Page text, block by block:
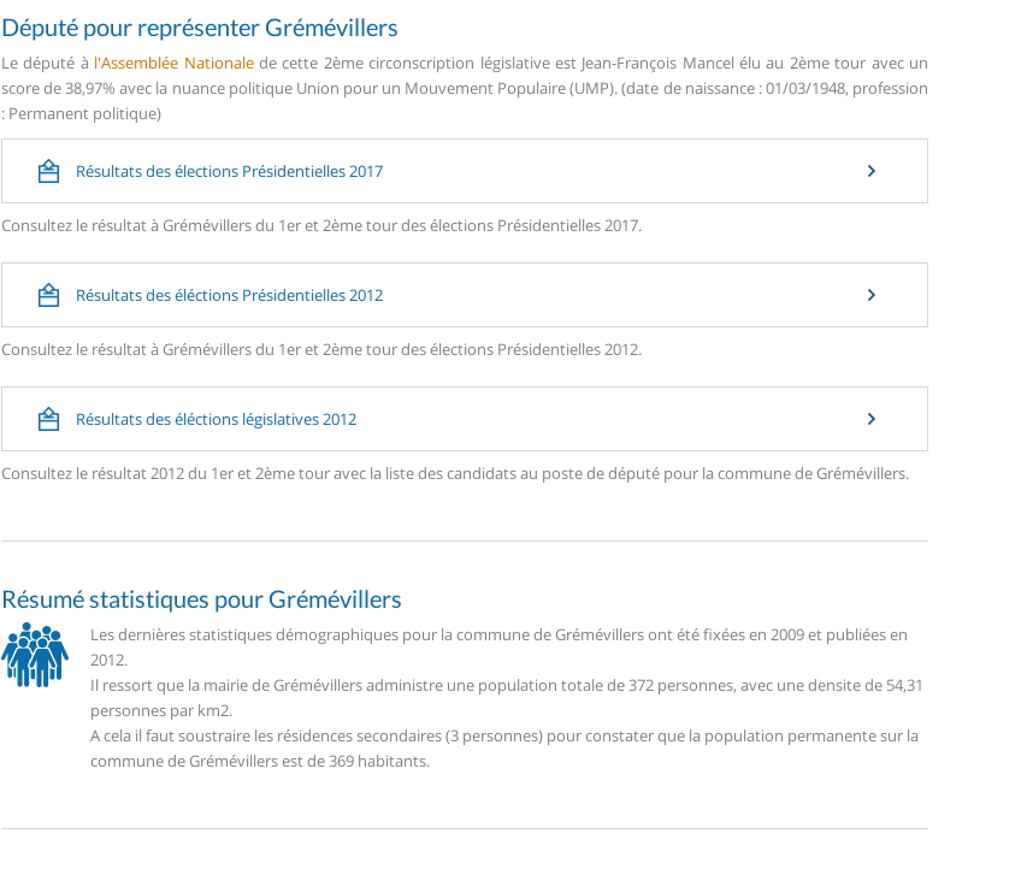
Député pour représenter Grémévillers
Le député à l'Assemblée Nationalede cette 2ème circonscription législative est Jean-François Mancel élu au 2ème tour avec un
score de 38,97% avec la nuance politique Union pour un Mouvement Populaire (UMP). (date de naissance : 01/03/1948, profession
: Permanent politique)
Résultats des élections Présidentielles 2017
Consultez le résultat à Grémévillers du 1er et 2ème tour des élections Présidentielles 2017.
Résultats des éléctions Présidentielles 2012
Consultez le résultat à Grémévillers du 1er et 2ème tour des élections Présidentielles 2012.
Résultats des éléctions législatives 2012
Consultez le résultat 2012 du 1er et 2ème tour avec la liste des candidats au poste de député pour la commune de Grémévillers.
Résumé statistiques pour Grémévillers
Les dernières statistiques démographiques pour la commune de Grémévillers ont été fixées en 2009 et publiées en
2012.
Il ressort que la mairie de Grémévillers administre une population totale de 372 personnes, avec une densite de 54,31
personnes par km2.
A cela il faut soustraire les résidences secondaires (3 personnes) pour constater que la population permanente sur la
commune de Grémévillers est de 369 habitants.